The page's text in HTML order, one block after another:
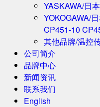
YASKAWA/日
YOKOGAWA/
CP451-10
其他品牌/温控
公司简介
品牌中心
新闻资讯
联系我们
English